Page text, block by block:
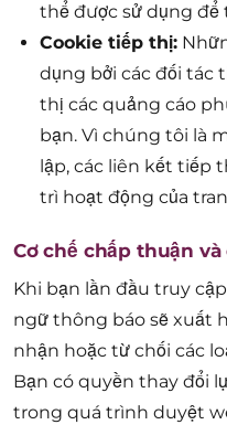
thể được sử dụng để
Cookie tiếp thị:
dụng bởi các đối tác
thị các quảng cáo
bạn. Vì chúng tôi là
lập, các liên kết tiếp
trì hoạt động của
Cơ chế chấp thuận
Khi bạn lần đầu truy
ngữ thông báo sẽ xuất
nhận hoặc từ chối các
Bạn có quyền thay đổi
trong quá trình duyệt